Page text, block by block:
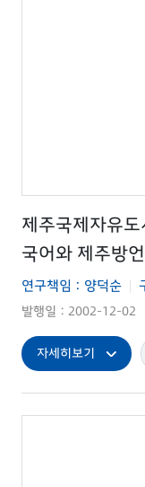
제주국제자유
국어와 제주방
연구책임 : 양덕순
발행일 : 2002-12-02
자세히보기